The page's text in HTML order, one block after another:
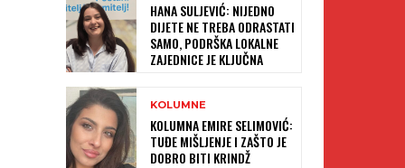
HANA SULJEVIĆ: NIJEDNO
DIJETE NE TREBA ODRASTATI
SAMO, PODRŠKA LOKALNE
ZAJEDNICE JE KLJUČNA
KOLUMNE
KOLUMNA EMIRE SELIMOVIĆ:
TUĐE MIŠLJENJE I ZAŠTO JE
DOBRO BITI KRINDŽ